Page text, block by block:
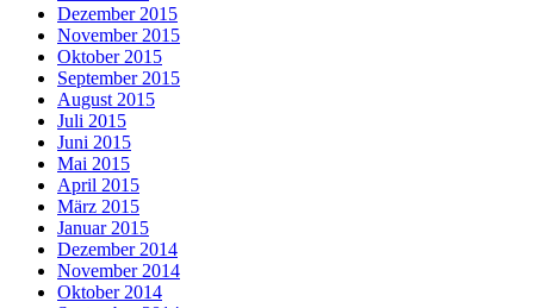
Dezember 2015
November 2015
Oktober 2015
September 2015
August 2015
Juli 2015
Juni 2015
Mai 2015
April 2015
März 2015
Januar 2015
Dezember 2014
November 2014
Oktober 2014